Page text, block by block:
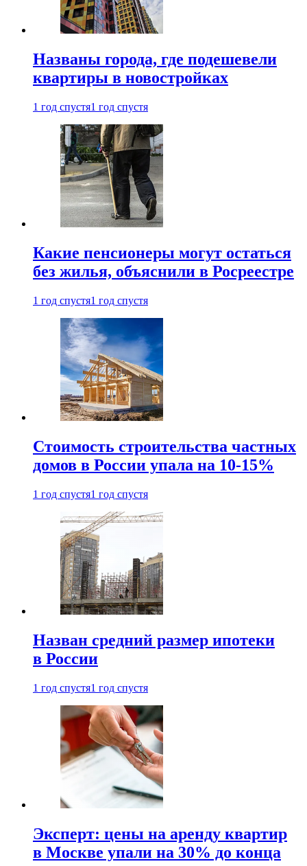
Названы города, где подешевели
квартиры в новостройках
1 год спустя1 год спустя
Какие пенсионеры могут остаться
без жилья, объяснили в Росреестре
1 год спустя1 год спустя
Стоимость строительства частных
домов в России упала на 10-15%
1 год спустя1 год спустя
Назван средний размер ипотеки
в России
1 год спустя1 год спустя
Эксперт: цены на аренду квартир
в Москве упали на 30% до конца